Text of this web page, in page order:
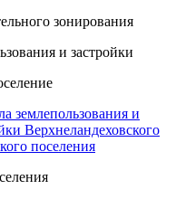
зонирования
и застройки
землепользования и
Верхнеландеховского
поселения